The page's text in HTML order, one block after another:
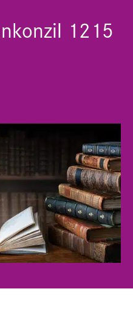
1215